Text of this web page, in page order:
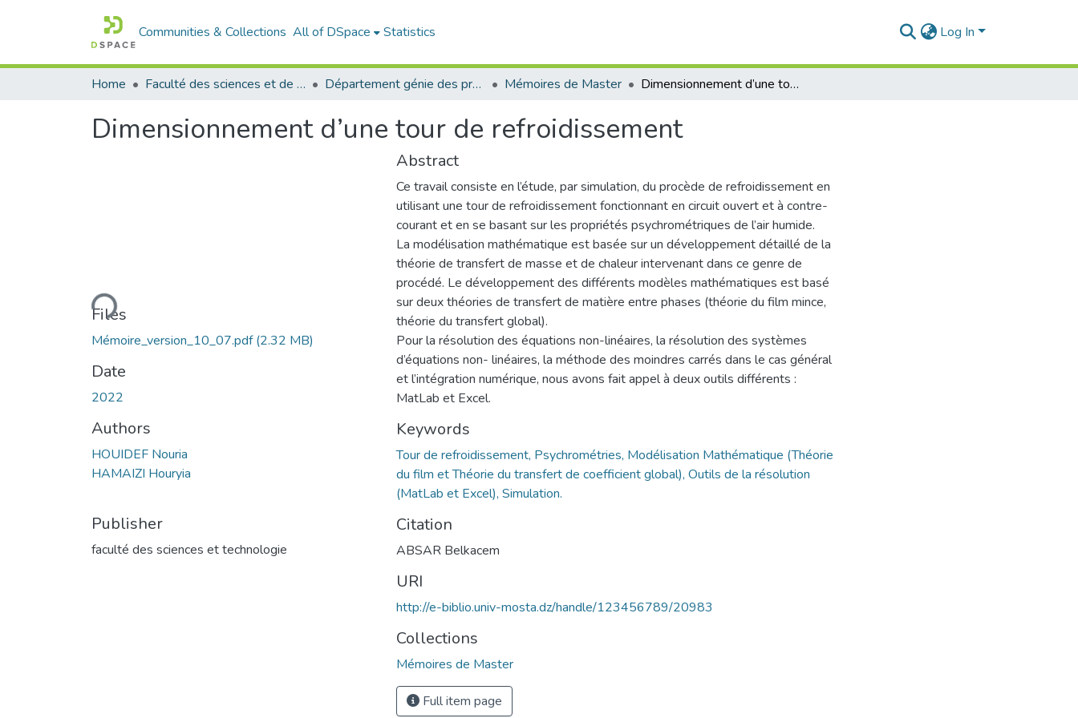
Communities & Collections All of DSpace Statistics Log In
Home Faculté des sciences et de la technologie Département génie des procédés Mémoires de Master Dimensionnement d’une tour de refroidissement
Dimensionnement d’une tour de refroidissement
Loading...
Files
Mémoire_version_10_07.pdf(2.32 MB)
Date
2022
Authors
HOUIDEF Nouria
HAMAIZI Houryia
Publisher
faculté des sciences et technologie
Abstract
Ce travail consiste en l’étude, par simulation, du procède de refroidissement en
utilisant une tour de refroidissement fonctionnant en circuit ouvert et à contre-
courant et en se basant sur les propriétés psychrométriques de l’air humide.
La modélisation mathématique est basée sur un développement détaillé de la
théorie de transfert de masse et de chaleur intervenant dans ce genre de
procédé. Le développement des différents modèles mathématiques est basé
sur deux théories de transfert de matière entre phases (théorie du film mince,
théorie du transfert global).
Pour la résolution des équations non-linéaires, la résolution des systèmes
d’équations non- linéaires, la méthode des moindres carrés dans le cas général
et l’intégration numérique, nous avons fait appel à deux outils différents :
MatLab et Excel.
Keywords
Tour de refroidissement, Psychrométries, Modélisation Mathématique (Théorie
du film et Théorie du transfert de coefficient global), Outils de la résolution
(MatLab et Excel), Simulation.
Citation
ABSAR Belkacem
URI
http://e-biblio.univ-mosta.dz/handle/123456789/20983
Collections
Mémoires de Master
Full item page